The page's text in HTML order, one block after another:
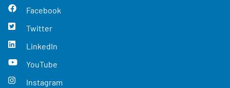
Facebook
Twitter
LinkedIn
YouTube
Instagram